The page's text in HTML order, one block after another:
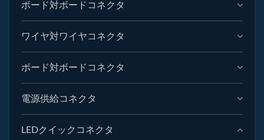
ボード対ボードコネクタ
ワイヤ対ワイヤコネクタ
ボード対ボードコネクタ
電源供給コネクタ
LEDクイックコネクタ